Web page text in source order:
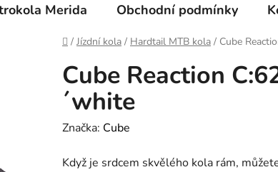
Merida Obchodní podmínky
Domů
/ Jízdní kola / Hardtail MTB kola / Cube
Cube Reaction
´white
Značka: Cube
Když je srdcem skvělého kola rám,